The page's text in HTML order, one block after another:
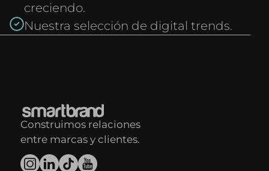
creciendo.
Nuestra selección de digital trends.
Construimos relaciones
entre marcas y clientes.